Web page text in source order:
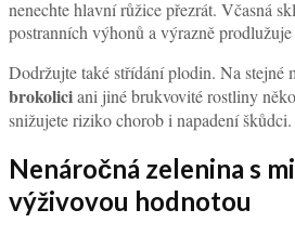
nenechte hlavní růžice přezrát. Včasná
postranních výhonů a výrazně
Dodržujte také střídání plodin. Na stejné
brokoliciani jiné brukvovité rostliny
snižujete riziko chorob i napadení škůdci.
Nenáročná zelenina s
výživovou hodnotou